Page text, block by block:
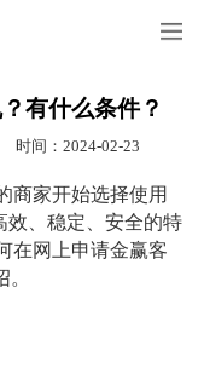
有什么条件？
时间：2024-02-23
商家开始选择使用
效、稳定、安全的特
在网上申请金赢客